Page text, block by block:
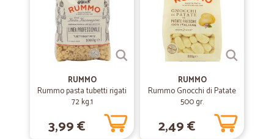
Buonissimo Supermercato online.Imballaggio alimentare ben fatto.
Salume yogurt e altro tutto fresco. E buon servizio di consegna.Mi
hanno anche degli omaggi.Liccio Nicolò
Facilità d'acquisto.
Facilità d'acquisto. Prezzi competitivi su gran parte dei prodotti.
Spedizione molto veloce. Acquisto spesso dal sito CICALIA in quanto
trovo il servizio offerto, molto comodo .
RUMMO
Rummo pasta tubetti rigati
72 kg.1
3,99 €
RUMMO
Rummo Gnocchi di Patate
500 gr.
2,49 €